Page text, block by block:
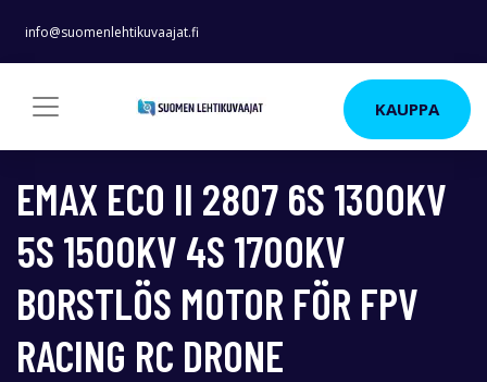
info@suomenlehtikuvaajat.fi
KAUPPA
EMAX ECO II 2807 6S 1300KV
5S 1500KV 4S 1700KV
BORSTLÖS MOTOR FÖR FPV
RACING RC DRONE